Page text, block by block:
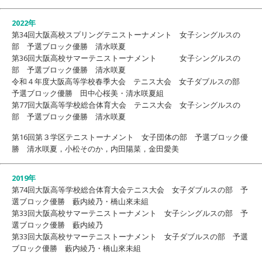
2022年
第34回大阪高校スプリングテニストーナメント 女子シングルスの
部 予選ブロック優勝 清水咲夏
第36回大阪高校サマーテニストーナメント 女子シングルスの
部 予選ブロック優勝 清水咲夏
令和４年度大阪高等学校春季大会 テニス大会 女子ダブルスの部
予選ブロック優勝 田中心桜美・清水咲夏組
第77回大阪高等学校総合体育大会 テニス大会 女子シングルスの
部 予選ブロック優勝 清水咲夏
第16回第３学区テニストーナメント 女子団体の部 予選ブロック優
勝 清水咲夏，小松そのか，内田陽菜，金田愛美
2019年
第74回大阪高等学校総合体育大会テニス大会 女子ダブルスの部 予
選ブロック優勝 藪内綾乃・橋山來未組
第33回大阪高校サマーテニストーナメント 女子シングルスの部 予
選ブロック優勝 藪内綾乃
第33回大阪高校サマーテニストーナメント 女子ダブルスの部 予選
ブロック優勝 藪内綾乃・橋山來未組